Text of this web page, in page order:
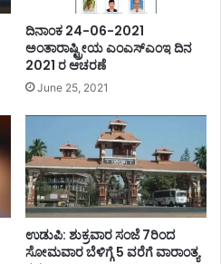
ದಿನಾಂಕ 24-06-2021
ಅಂತಾರಾಷ್ಟ್ರೀಯ ಎಂಎಸ್ಎಂಇ ದಿನ
2021 ರ ಆಚರಣೆ
June 25, 2021
ಉಡುಪಿ: ಶುಕ್ರವಾರ ಸಂಜೆ 7ರಿಂದ
ಸೋಮವಾರ ಬೆಳಿಗ್ಗೆ 5 ವರೆಗೆ ವಾರಾಂತ್ಯ